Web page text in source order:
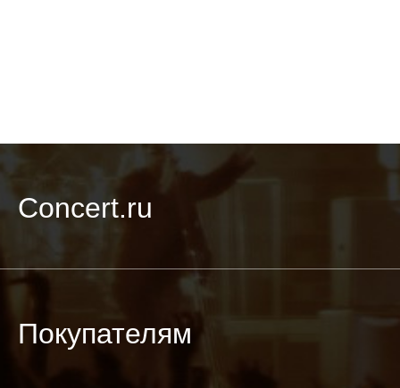
Concert.ru
Покупателям